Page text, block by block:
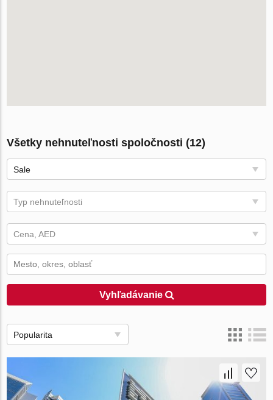
Všetky nehnuteľnosti spoločnosti (12)
Sale
Typ nehnuteľnosti
Cena, AED
Vyhľadávanie
Popularita